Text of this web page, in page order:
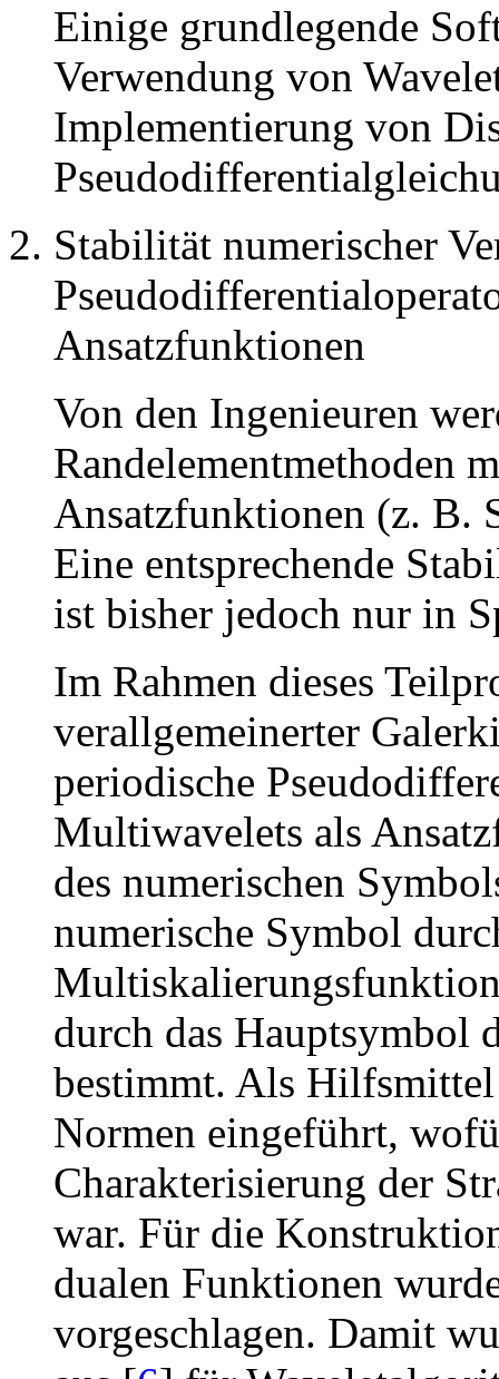
Einige grundlegende
Verwendung von
Implementierung von
Stabilität numerischer
Ansatzfunktionen
Von den Ingenieuren
Randelementmethoden
Ansatzfunktionen (z. B.
Eine entsprechende
ist bisher jedoch nur in
Im Rahmen dieses
verallgemeinerter
periodische
Multiwavelets als
des numerischen
numerische Symbol
durch das Hauptsymbol
bestimmt. Als
Normen eingeführt,
Charakterisierung der
war. Für die
dualen Funktionen
vorgeschlagen. Damit